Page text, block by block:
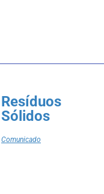
Resíduos
Sólidos
Comunicado